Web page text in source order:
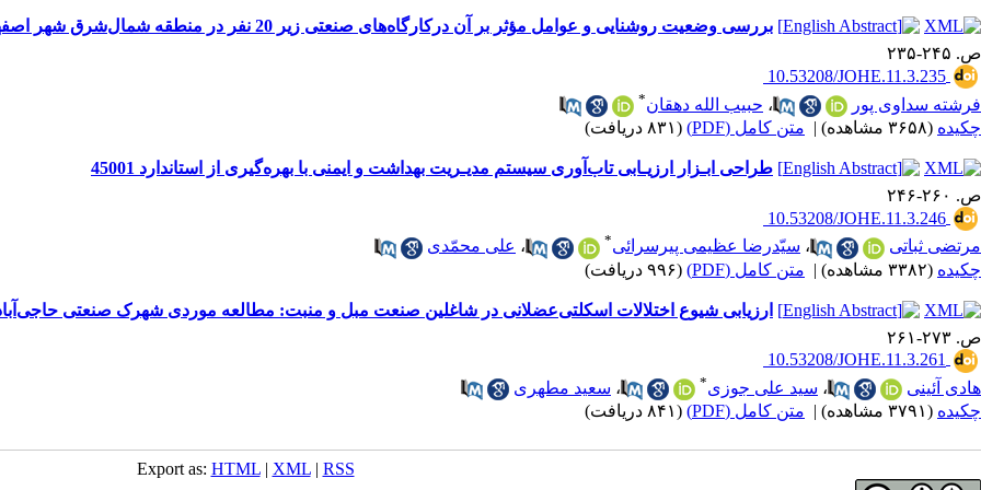
بررسی وضعیت روشنایی و عوامل مؤثر بر آن درکارگاه‌های صنعتی زیر 20 نفر در منطقه شمال‌شرق شهر اصفهان سال 1402
ص. ۲۴۵-۲۳۵
‎ 10.53208/JOHE.11.3.235
فرشته سداوی پور
، حبیب الله دهقان*
چکیده (۳۶۵۸ مشاهده) | متن کامل (PDF) (۸۳۱ دریافت)
طراحی ابـزار ارزیـابی تاب‌آوری سیستم مدیـریت بهداشت و ایمنی با بهره‌گیری از استاندارد 45001
ص. ۲۶۰-۲۴۶
‎ 10.53208/JOHE.11.3.246
مرتضی ثباتی
، سیّدرضا عظیمی پیرسرائی* ، علی محمّدی
چکیده (۳۳۸۲ مشاهده) | متن کامل (PDF) (۹۹۶ دریافت)
ارزیابی شیوع اختلالات اسکلتی‌عضلانی در شاغلین صنعت مبل و منبت: مطالعه موردی شهرک صنعتی حاجی‌آباد
ص. ۲۷۳-۲۶۱
‎ 10.53208/JOHE.11.3.261
هادی آئینی
، سید علی جوزی* ، سعید مطهری
چکیده (۳۷۹۱ مشاهده) | متن کامل (PDF) (۸۴۱ دریافت)
Export as: HTML| XML| RSS